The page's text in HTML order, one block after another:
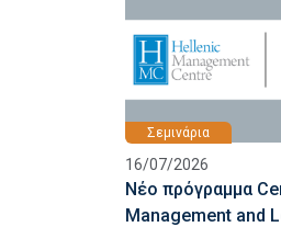
Σεμινάρια
16/07/2026
Νέο πρόγραμμα
Management and